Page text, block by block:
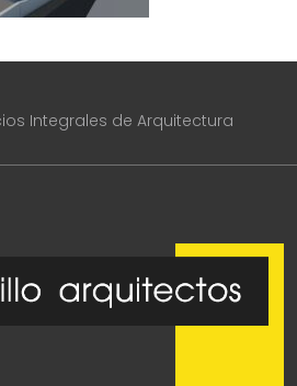
Integrales de Arquitectura